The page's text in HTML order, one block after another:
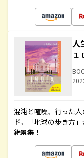
人
１
混沌と喧噪、行った
ド。「地球の歩き方
絶景集！